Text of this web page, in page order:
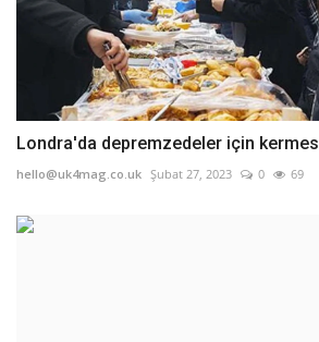
Londra'da depremzedeler için kermes
hello@uk4mag.co.uk Şubat 27, 2023 0 69